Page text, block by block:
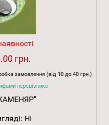
грн.
замовлення (від 10 до 40 грн.)
перевізника
НІ